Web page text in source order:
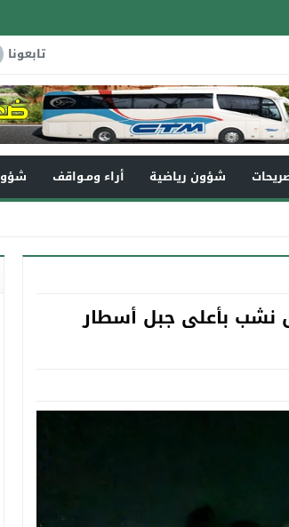
تابعونا
شؤون رياضية أراء ومـواقف
نشب بأعلى جبل أسطار